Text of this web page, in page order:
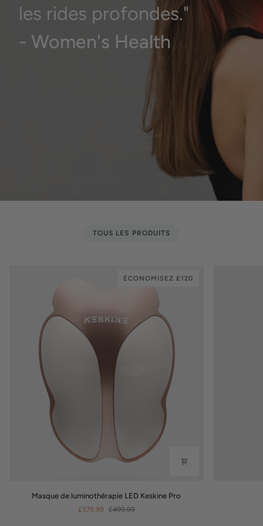
les rides profondes."
- Women's Health
TOUS LES PRODUITS
ÉCONOMISEZ £120
Masque de luminothérapie LED Keskine Pro
£379.99 £499.99